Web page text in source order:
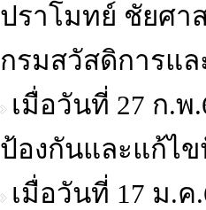
ปราโมทย์ ชัยศา
กรมสวัสดิการแ
เมื่อวันที่ 27 ก.
ป้องกันและแก้ไ
เมื่อวันที่ 17 ม.